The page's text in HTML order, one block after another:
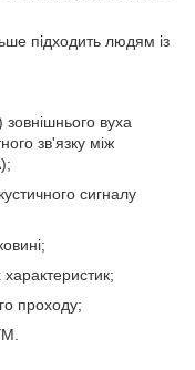
підходить людям із
зовнішнього вуха
зв'язку між
сигналу
характеристик;
проходу;